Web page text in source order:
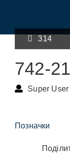
314
742-
Super User
Позначки